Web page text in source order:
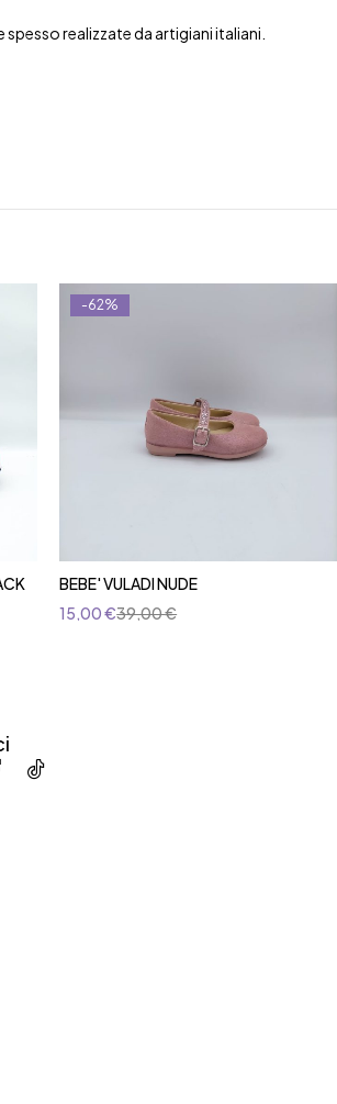
realizzate da artigiani italiani.
-62%
Aggiungi al carrello
23
BEBE' VULADI NUDE
39,00€
15,00€